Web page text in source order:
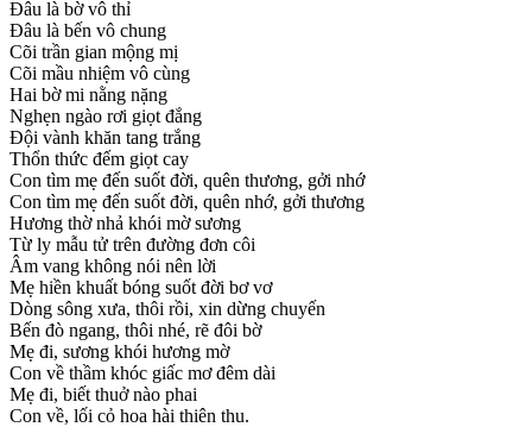
Đâu là bờ vô thỉ
Đâu là bến vô chung
Cõi trần gian mộng mị
Cõi mầu nhiệm vô cùng
Hai bờ mi nằng nặng
Nghẹn ngào rơi giọt đắng
Đội vành khăn tang trắng
Thổn thức đếm giọt cay
Con tìm mẹ đến suốt đời, quên thương, gởi nhớ
Con tìm mẹ đến suốt đời, quên nhớ, gởi thương
Hương thờ nhả khói mờ sương
Từ ly mẫu tử trên đường đơn côi
Âm vang không nói nên lời
Mẹ hiền khuất bóng suốt đời bơ vơ
Dòng sông xưa, thôi rồi, xin dừng chuyến
Bến đò ngang, thôi nhé, rẽ đôi bờ
Mẹ đi, sương khói hương mờ
Con về thầm khóc giấc mơ đêm dài
Mẹ đi, biết thuở nào phai
Con về, lối cỏ hoa hài thiên thu.